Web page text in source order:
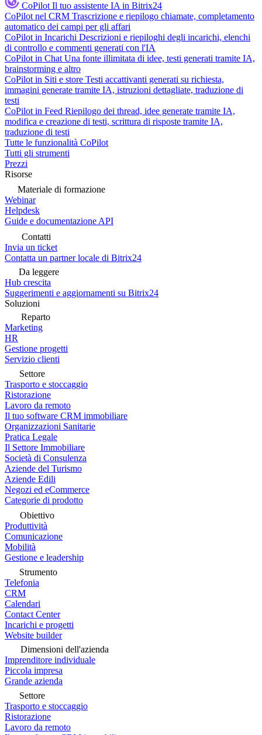
CoPilot Il tuo assistente IA in Bitrix24
CoPilot nel CRM Trascrizione e riepilogo chiamate, completamento
automatico dei campi per gli affari
CoPilot in Incarichi Descrizioni e riepiloghi degli incarichi, elenchi
di controllo e commenti generati con l'IA
CoPilot in Chat Una fonte illimitata di idee, testi generati tramite IA,
brainstorming e altro
CoPilot in Siti e store Testi accattivanti generati su richiesta,
immagini generate tramite IA, istruzioni dettagliate, traduzione di
testi
CoPilot in Feed Riepilogo dei thread, idee generate tramite IA,
modifica e creazione di testi, scrittura di risposte tramite IA,
traduzione di testi
Tutte le funzionalità CoPilot
Tutti gli strumenti
Prezzi
Risorse
Materiale di formazione
Webinar
Helpdesk
Guide e documentazione API
Contatti
Invia un ticket
Contatta un partner locale di Bitrix24
Da leggere
Hub crescita
Suggerimenti e aggiornamenti su Bitrix24
Soluzioni
Reparto
Marketing
HR
Gestione progetti
Servizio clienti
Settore
Trasporto e stoccaggio
Ristorazione
Lavoro da remoto
Il tuo software CRM immobiliare
Organizzazioni Sanitarie
Pratica Legale
Il Settore Immobiliare
Società di Consulenza
Aziende del Turismo
Aziende Edili
Negozi ed eCommerce
Categorie di prodotto
Obiettivo
Produttività
Comunicazione
Mobilità
Gestione e leadership
Strumento
Telefonia
CRM
Calendari
Contact Center
Incarichi e progetti
Website builder
Dimensioni dell'azienda
Imprenditore individuale
Piccola impresa
Grande azienda
Settore
Trasporto e stoccaggio
Ristorazione
Lavoro da remoto